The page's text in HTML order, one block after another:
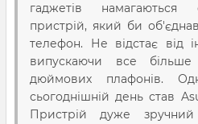
гаджетів намагаються
пристрій, який би
телефон. Не відстає від
випускаючи все більше
дюймових плафонів.
сьогоднішній день став
Пристрій дуже